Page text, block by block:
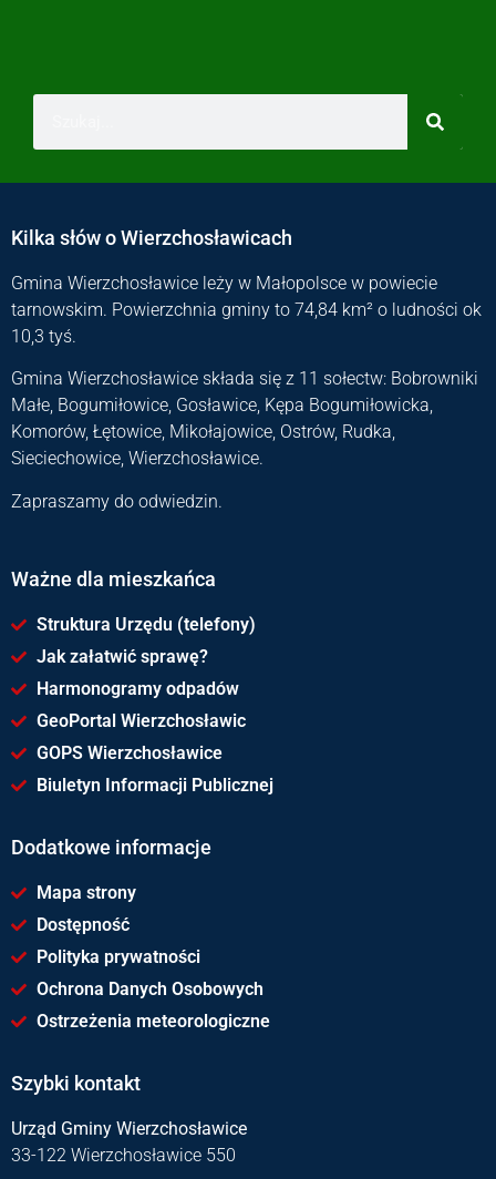
Kilka słów o Wierzchosławicach
Gmina Wierzchosławice leży w Małopolsce w powiecie
tarnowskim. Powierzchnia gminy to 74,84 km² o ludności ok
10,3 tyś.
Gmina Wierzchosławice składa się z 11 sołectw: Bobrowniki
Małe, Bogumiłowice, Gosławice, Kępa Bogumiłowicka,
Komorów, Łętowice, Mikołajowice, Ostrów, Rudka,
Sieciechowice, Wierzchosławice.
Zapraszamy do odwiedzin.
Ważne dla mieszkańca
Struktura Urzędu (telefony)
Jak załatwić sprawę?
Harmonogramy odpadów
GeoPortal Wierzchosławic
GOPS Wierzchosławice
Biuletyn Informacji Publicznej
Dodatkowe informacje
Mapa strony
Dostępność
Polityka prywatności
Ochrona Danych Osobowych
Ostrzeżenia meteorologiczne
Szybki kontakt
Urząd Gminy Wierzchosławice
33-122 Wierzchosławice 550